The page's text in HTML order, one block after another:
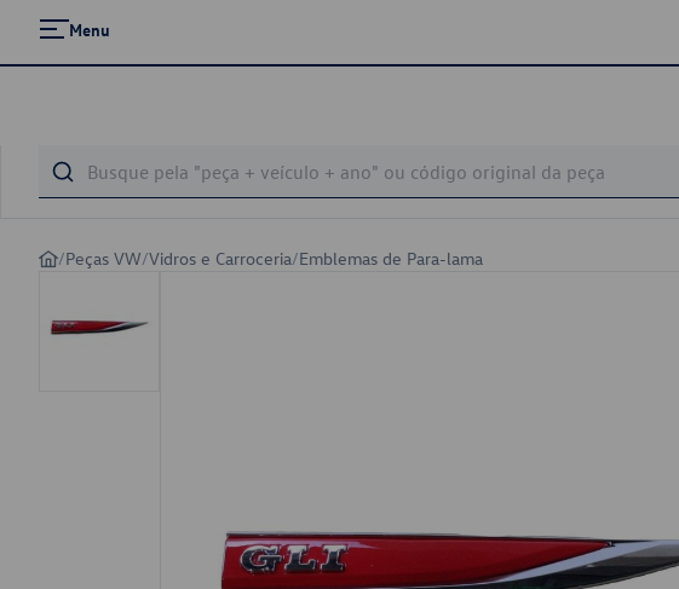
Menu
/Peças VW/Vidros e Carroceria/Emblemas de Para-lama